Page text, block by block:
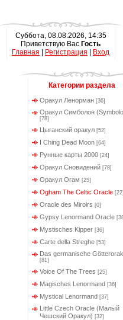
Суббота, 08.08.2026, 14:35
Приветствую Вас Гость
Главная
Регистрация Вход
Категории раздела
Оракул Ленорман [36]
Оракул Симболон
[78]
Цыганский оракул [52]
I Ching Dead Moon [64]
Рунные карты 2000 [24]
Оракул Сновидений [78]
Оракул Огам [25]
Ogham The Celtic Oracle
Oracle des Miroirs [0]
Gypsy Lenormand Oracle
Mystisches Kipper [36]
Carte della Streghe [53]
Das germanische
[81]
Voice Of The Trees [25]
Magisches Lenormand [36]
Mystical Lenormand [37]
Little Czech Oracle (Малый
Чешский Оракул) [32]